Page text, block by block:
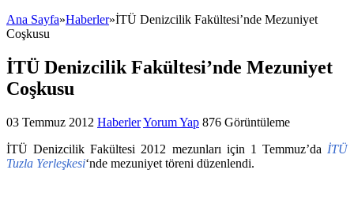
Ana Sayfa»Haberler»İTÜ Denizcilik Fakültesi’nde Mezuniyet
Coşkusu
İTÜ Denizcilik Fakültesi’nde Mezuniyet
Coşkusu
03 Temmuz 2012 HaberlerYorum Yap 876 Görüntüleme
İTÜ Denizcilik Fakültesi 2012 mezunları için 1 Temmuz’da İTÜ
Tuzla Yerleşkesi‘nde mezuniyet töreni düzenlendi.